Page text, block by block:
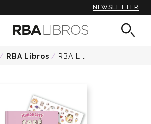
NEWSLETTER
/ RBA Libros / RBA Lit